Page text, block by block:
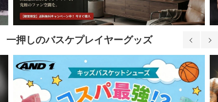
一押しのバスケプレイヤーグッズ